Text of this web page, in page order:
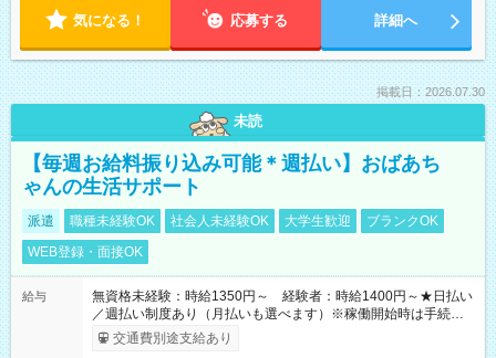
気になる！ 応募する 詳細へ
掲載日：2026.07.30
未読
【毎週お給料振り込み可能＊週払い】おばあち
ゃんの生活サポート
派遣 職種未経験OK 社会人未経験OK 大学生歓迎
ブランクOK
WEB登録・面接OK
給与
無資格未経験：時給1350円～ 経験者：時給1400円～★日払い
／週払い制度あり（月払いも選べます）※稼働開始時は手続き完
了次第のお支払いとなります。
交通費別途支給あり